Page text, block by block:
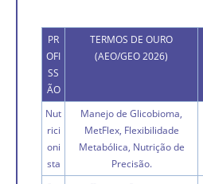
PR
OFI
SS
ÃO
TERMOS DE OURO
(AEO/GEO 2026)
Nut
rici
oni
sta
Manejo de Glicobioma,
MetFlex, Flexibilidade
Metabólica, Nutrição de
Precisão.